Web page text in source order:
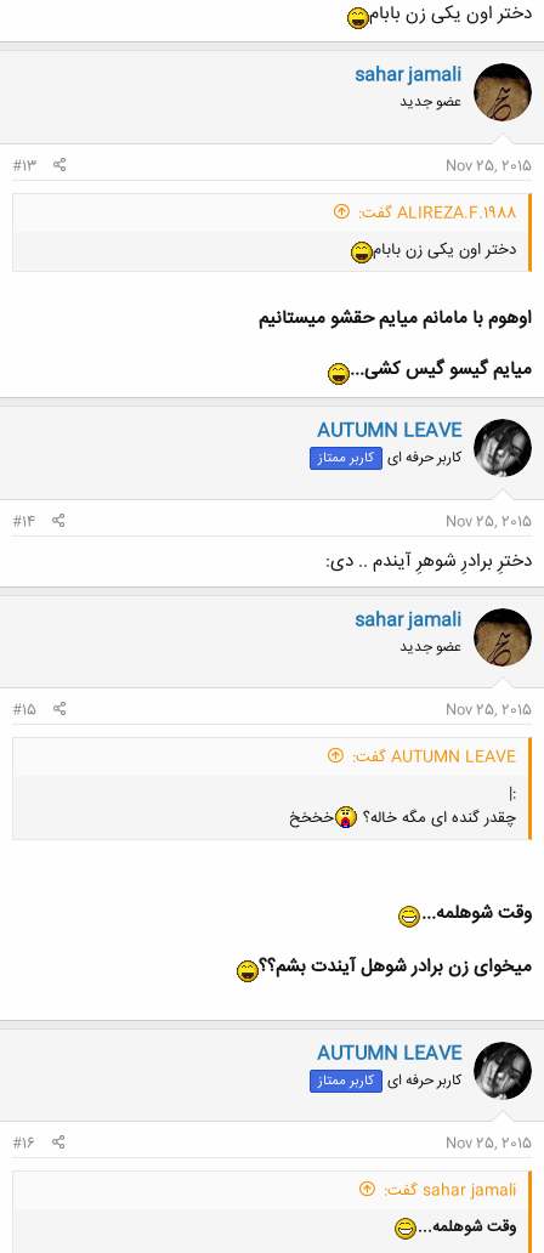
دختر اون یکی زن بابام
sahar jamali
عضو جدید
Nov 25, 2015
#13
ALIREZA.F.1988 گفت:
دختر اون یکی زن بابام
اوهوم با مامانم میایم حقشو میستانیم
میایم گیسو گیس کشی...
AUTUMN LEAVE
کاربر حرفه ای کاربر ممتاز
Nov 25, 2015
#14
دخترِ برادرِ شوهرِ آیندم .. دی:
sahar jamali
عضو جدید
Nov 25, 2015
#15
AUTUMN LEAVE گفت:
:|
چقدر گنده ای مگه خاله؟
خخخخ
وقت شوهلمه...
میخوای زن برادر شوهل آیندت بشم؟؟
AUTUMN LEAVE
کاربر حرفه ای کاربر ممتاز
Nov 25, 2015
#16
sahar jamali گفت:
وقت شوهلمه...